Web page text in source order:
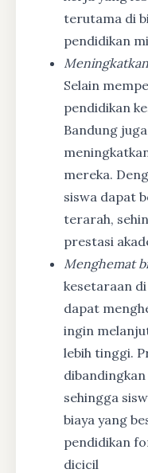
terutama di
pendidikan
Selain
pendidikan
Bandung
mereka.
siswa dapat
terarah,
prestasi
Menghemat
kesetaraan
dapat
ingin
lebih tinggi.
sehingga
biaya yang
pendidikan
dicicil